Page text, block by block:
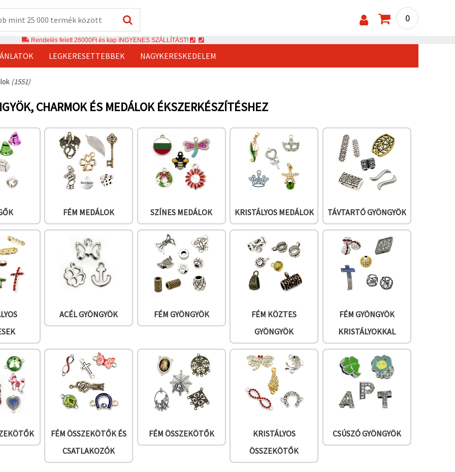
0
Rendelés felett 26000Ft és kap INGYENES SZÁLLÍTÁST!
LEGKERESETTEBBEK NAGYKERESKEDELEM
(1551)
CHARMOK ÉS MEDÁLOK ÉKSZERKÉSZÍTÉSHEZ
FÉM MEDÁLOK SZÍNES MEDÁLOK KRISTÁLYOS MEDÁLOK TÁVTARTÓ GYÖNGYÖK
ACÉL GYÖNGYÖK FÉM GYÖNGYÖK
FÉM KÖZTES
GYÖNGYÖK
FÉM GYÖNGYÖK
KRISTÁLYOKKAL
FÉM ÖSSZEKÖTŐK ÉS
CSATLAKOZÓK
FÉM ÖSSZEKÖTŐK
KRISTÁLYOS
ÖSSZEKÖTŐK
CSÚSZÓ GYÖNGYÖK